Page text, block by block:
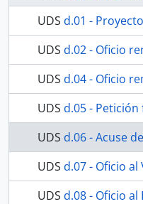
UDS d.01 - Proyecto
UDS d.02 - Oficio
UDS d.04 - Oficio remisión
UDS d.05 - Petición
UDS d.06 - Acuse
UDS d.07 - Oficio al
UDS d.08 - Oficio al